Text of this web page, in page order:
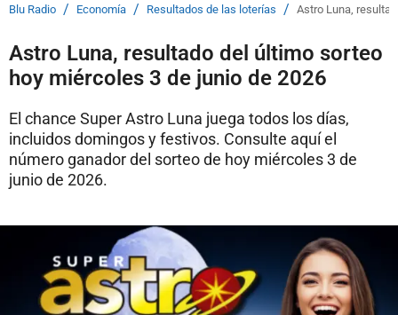
Blu Radio / Economía / Resultados de las loterías / Astro Luna,
Astro Luna, resultado del último sorteo
hoy miércoles 3 de junio de 2026
El chance Super Astro Luna juega todos los días,
incluidos domingos y festivos. Consulte aquí el
número ganador del sorteo de hoy miércoles 3 de
junio de 2026.